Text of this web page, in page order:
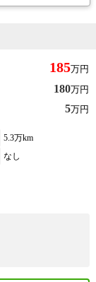
185万円
180万円
5万円
5.3万km
なし